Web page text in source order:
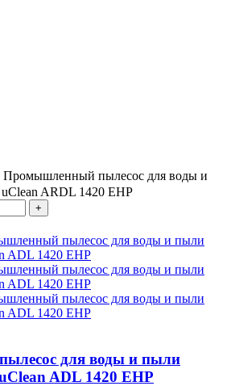
Промышленный пылесос для воды и
ARDL 1420 EHP
для воды и пыли
ADL 1420 EHP